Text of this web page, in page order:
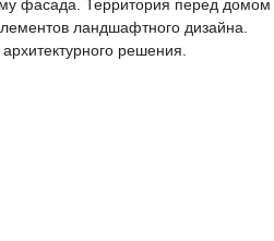
фасада. Территория перед домом
ландшафтного дизайна.
решения.